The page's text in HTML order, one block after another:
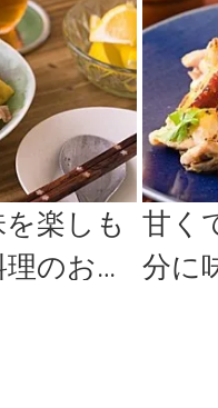
楽しも
のお手
甘く
分に